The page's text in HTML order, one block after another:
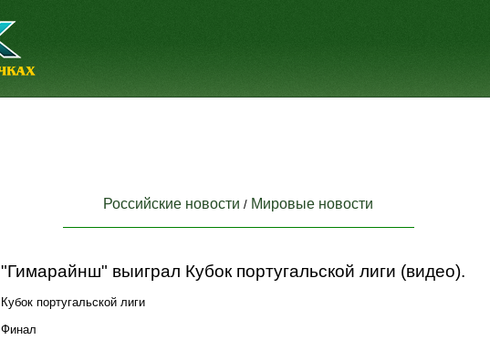
Российские новости / Мировые новости
"Гимарайнш" выиграл Кубок португальской лиги (видео).
Кубок португальской лиги
Финал